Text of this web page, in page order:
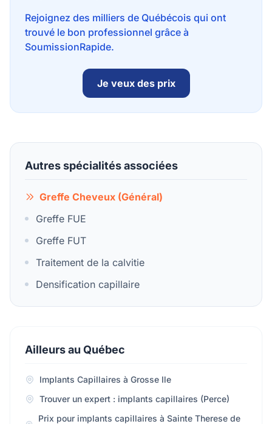
Rejoignez des milliers de Québécois qui ont
trouvé le bon professionnel grâce à
SoumissionRapide.
Je veux des prix
Autres spécialités associées
Greffe Cheveux (Général)
Greffe FUE
Greffe FUT
Traitement de la calvitie
Densification capillaire
Ailleurs au Québec
Implants Capillaires à Grosse Ile
Trouver un expert : implants capillaires (Perce)
Prix pour implants capillaires à Sainte Therese de